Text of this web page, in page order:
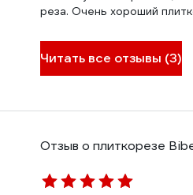
реза. Очень хороший
Читать все отзывы (3)
Отзыв о плиткорезе